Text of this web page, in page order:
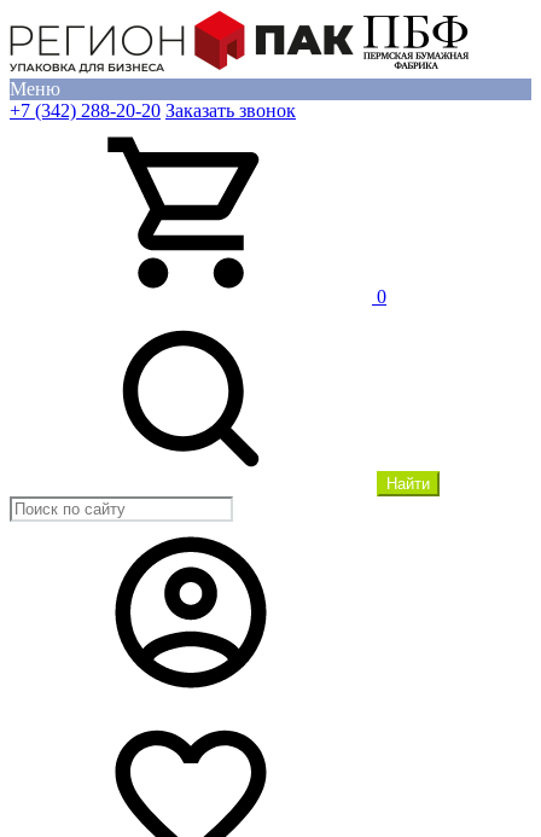
Меню
+7 (342) 288-20-20 Заказать звонок
0
Найти